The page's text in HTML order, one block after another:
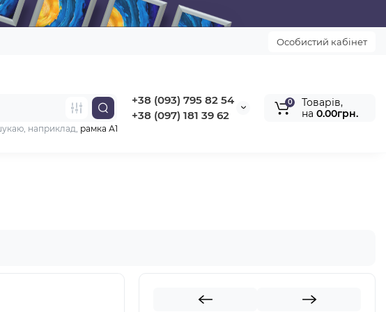
Особистий кабінет
+38 (093) 795 82 54
+38 (097) 181 39 62
наприклад, рамка А1
0
Товарів,
на 0.00грн.